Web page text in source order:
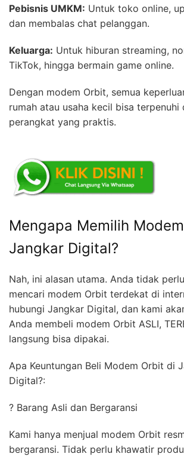
Pebisnis UMKM: Untuk toko online,
dan membalas chat pelanggan.
Keluarga: Untuk hiburan streaming,
TikTok, hingga bermain game online.
Dengan modem Orbit, semua
rumah atau usaha kecil bisa terpenuhi
perangkat yang praktis.
Mengapa Memilih
Jangkar Digital?
Nah, ini alasan utama. Anda tidak
mencari modem Orbit terdekat di
hubungi Jangkar Digital, dan kami
Anda membeli modem Orbit ASLI,
langsung bisa dipakai.
Apa Keuntungan Beli Modem Orbit di
Digital?:
? Barang Asli dan Bergaransi
Kami hanya menjual modem Orbit
bergaransi. Tidak perlu khawatir